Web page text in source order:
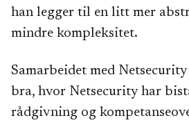
han legger til en litt mer
mindre kompleksitet.
Samarbeidet med
bra, hvor Netsecurity har
rådgivning og